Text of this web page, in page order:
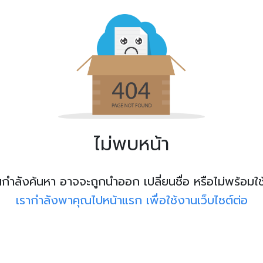
ไม่พบหน้า
ำลังค้นหา อาจจะถูกนำออก เปลี่ยนชื่อ หรือไม่พร้อมใ
เรากำลังพาคุณไปหน้าแรก เพื่อใช้งานเว็บไซต์ต่อ